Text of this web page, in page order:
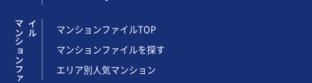
マ
ン
シ
ョ
ン
フ
ァ
イ ル
マンションファイルTOP
マンションファイルを探す
エリア別人気マンション